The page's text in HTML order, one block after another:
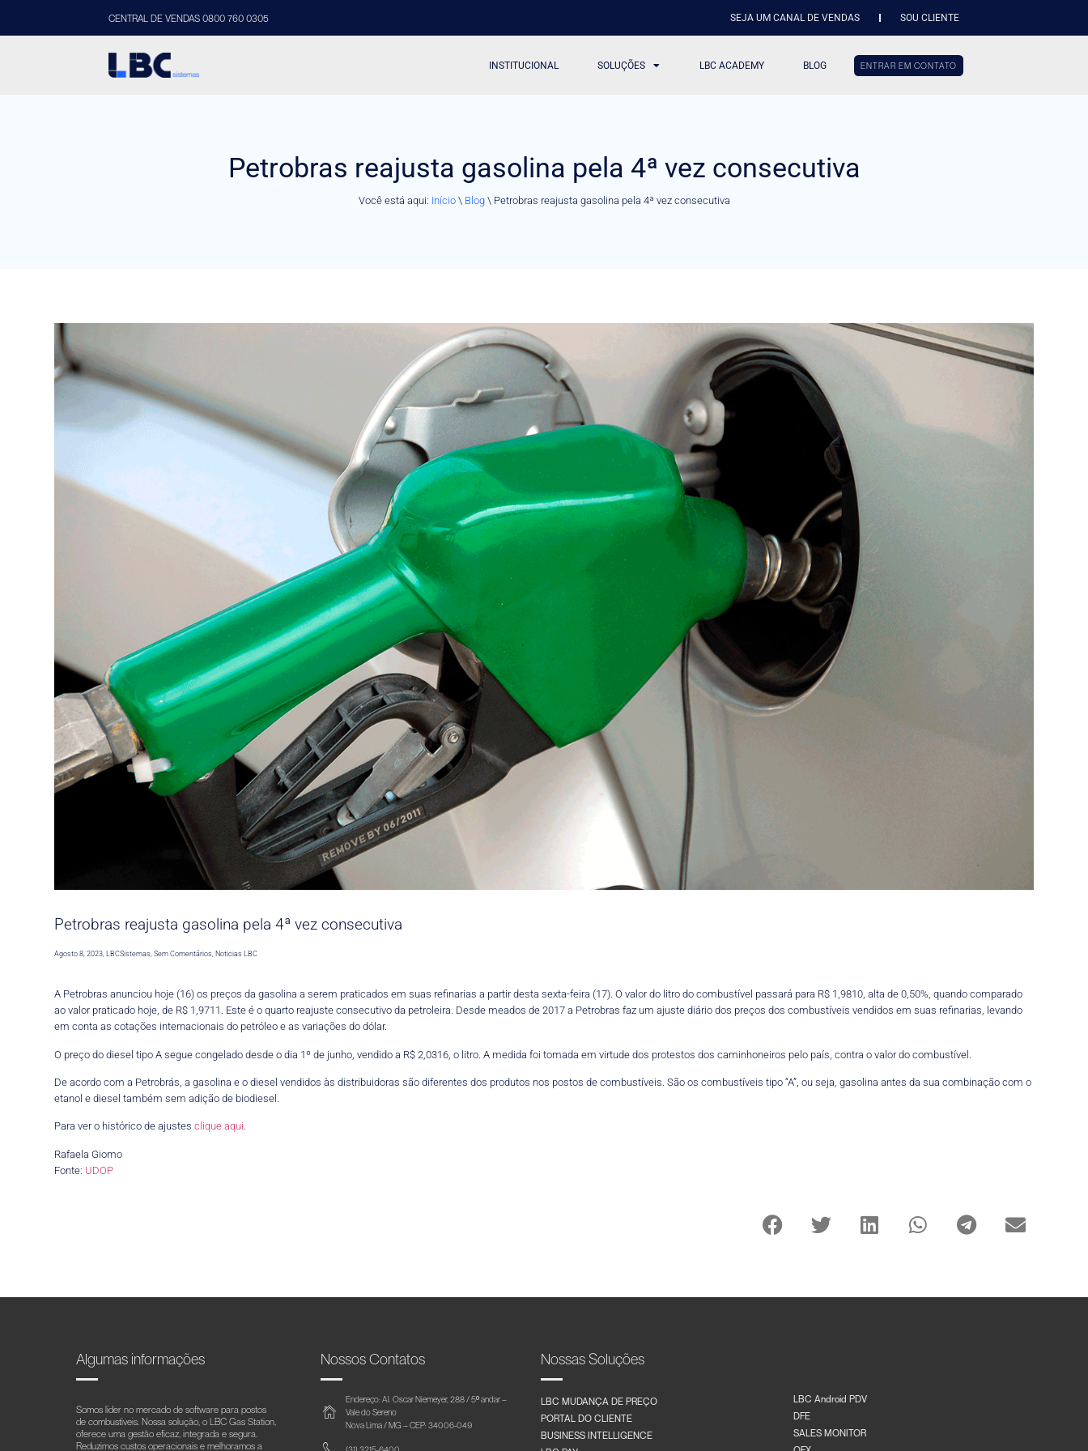
CENTRAL DE VENDAS 0800 760 0305 SEJA UM CANAL DE VENDAS SOU CLIENTE
INSTITUCIONAL SOLUÇÕES LBC ACADEMY BLOG ENTRAR EM CONTATO
Petrobras reajusta gasolina pela 4ª vez consecutiva
Você está aqui: Início\ Blog\ Petrobras reajusta gasolina pela 4ª vez consecutiva
Petrobras reajusta gasolina pela 4ª vez consecutiva
Agosto 8, 2023 ,LBCSistemas Sem Comentários Noticias LBC
A Petrobras anunciou hoje (16) os preços da gasolina a serem praticados em suas refinarias a partir desta sexta-feira (17). O valor do litro do combustível passará para R$ 1,9810, alta de 0,50%, quando comparado
ao valor praticado hoje, de R$ 1,9711. Este é o quarto reajuste consecutivo da petroleira. Desde meados de 2017 a Petrobras faz um ajuste diário dos preços dos combustíveis vendidos em suas refinarias, levando
em conta as cotações internacionais do petróleo e as variações do dólar.
O preço do diesel tipo A segue congelado desde o dia 1º de junho, vendido a R$ 2,0316, o litro. A medida foi tomada em virtude dos protestos dos caminhoneiros pelo país, contra o valor do combustível.
De acordo com a Petrobrás, a gasolina e o diesel vendidos às distribuidoras são diferentes dos produtos nos postos de combustíveis. São os combustíveis tipo “A”, ou seja, gasolina antes da sua combinação com o
etanol e diesel também sem adição de biodiesel.
Para ver o histórico de ajustesclique aqui.
Rafaela Giomo
Fonte: UDOP
Algumas informações
Somos líder no mercado de software para postos
de combustíveis. Nossa solução, o LBC Gas Station,
oferece uma gestão eficaz, integrada e segura.
Reduzimos custos operacionais e melhoramos a
Nossos Contatos
Endereço: Al. Oscar Niemeyer, 288 / 5º andar –
Vale do Sereno
Nova Lima / MG – CEP: 34006-049
Nossas Soluções
LBC MUDANÇA DE PREÇO
PORTAL DO CLIENTE
BUSINESS INTELLIGENCE
LBC Android PDV
DFE
SALES MONITOR